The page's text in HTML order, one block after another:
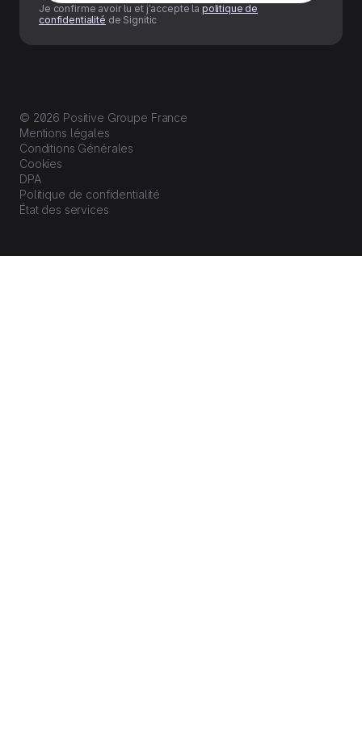
Je confirme avoir lu et j’accepte la politique de
confidentialité de Signitic
© 2026 Positive Groupe France
Mentions légales
Conditions Générales
Cookies
DPA
Politique de confidentialité
État des services